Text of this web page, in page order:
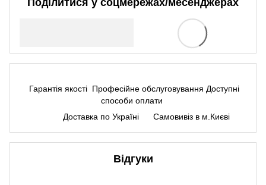
Поділитися у соцмережах/месенджерах
Гарантія якості Професійне обслуговування Доступні
способи оплати
Доставка по Україні
Самовивіз в м.Києві
Відгуки